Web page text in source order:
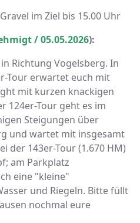
im Ziel bis 15.00 Uhr
/ 05.05.2026):
Richtung Vogelsberg. In
Tour erwartet euch mit
mit kurzen knackigen
124er-Tour geht es im
Steigungen über
und wartet mit insgesamt
der 143er-Tour (1.670 HM)
am Parkplatz
eine "kleine"
und Riegeln. Bitte füllt
nochmal eure